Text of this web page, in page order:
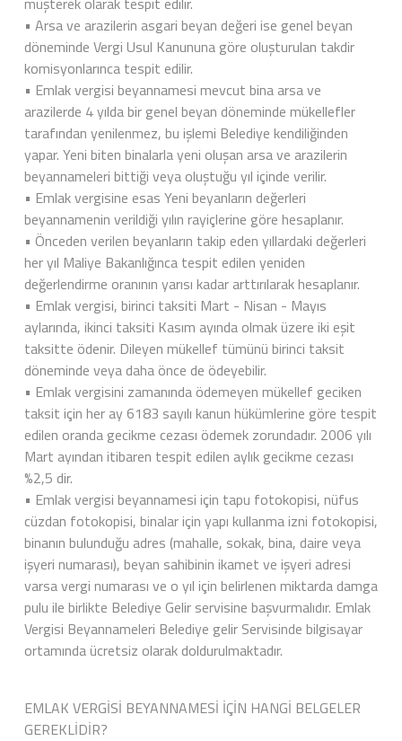
• Arsa ve arazilerin asgari beyan değeri ise genel beyan
döneminde Vergi Usul Kanununa göre oluşturulan takdir
komisyonlarınca tespit edilir.
• Emlak vergisi beyannamesi mevcut bina arsa ve
arazilerde 4 yılda bir genel beyan döneminde mükellefler
tarafından yenilenmez, bu işlemi Belediye kendiliğinden
yapar. Yeni biten binalarla yeni oluşan arsa ve arazilerin
beyannameleri bittiği veya oluştuğu yıl içinde verilir.
• Emlak vergisine esas Yeni beyanların değerleri
beyannamenin verildiği yılın rayiçlerine göre hesaplanır.
• Önceden verilen beyanların takip eden yıllardaki değerleri
her yıl Maliye Bakanlığınca tespit edilen yeniden
değerlendirme oranının yarısı kadar arttırılarak hesaplanır.
• Emlak vergisi, birinci taksiti Mart - Nisan - Mayıs
aylarında, ikinci taksiti Kasım ayında olmak üzere iki eşit
taksitte ödenir. Dileyen mükellef tümünü birinci taksit
döneminde veya daha önce de ödeyebilir.
• Emlak vergisini zamanında ödemeyen mükellef geciken
taksit için her ay 6183 sayılı kanun hükümlerine göre tespit
edilen oranda gecikme cezası ödemek zorundadır. 2006 yılı
Mart ayından itibaren tespit edilen aylık gecikme cezası
%2,5 dir.
• Emlak vergisi beyannamesi için tapu fotokopisi, nüfus
cüzdan fotokopisi, binalar için yapı kullanma izni fotokopisi,
binanın bulunduğu adres (mahalle, sokak, bina, daire veya
işyeri numarası), beyan sahibinin ikamet ve işyeri adresi
varsa vergi numarası ve o yıl için belirlenen miktarda damga
pulu ile birlikte Belediye Gelir servisine başvurmalıdır. Emlak
Vergisi Beyannameleri Belediye gelir Servisinde bilgisayar
ortamında ücretsiz olarak doldurulmaktadır.
EMLAK VERGİSİ BEYANNAMESİ İÇİN HANGİ BELGELER
GEREKLİDİR?